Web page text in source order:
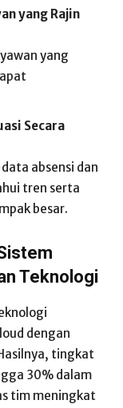
yang Rajin
yang
Secara
absensi dan
tren serta
besar.
Teknologi
dengan
tingkat
30% dalam
tim meningkat